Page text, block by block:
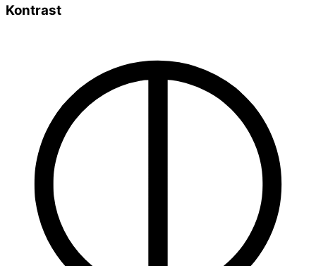
Kontrast